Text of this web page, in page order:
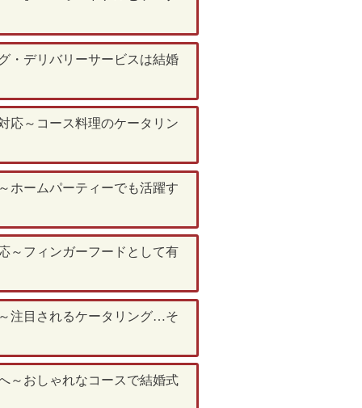
・デリバリーサービスは結婚
応～コース料理のケータリン
ホームパーティーでも活躍す
～フィンガーフードとして有
注目されるケータリング…そ
～おしゃれなコースで結婚式